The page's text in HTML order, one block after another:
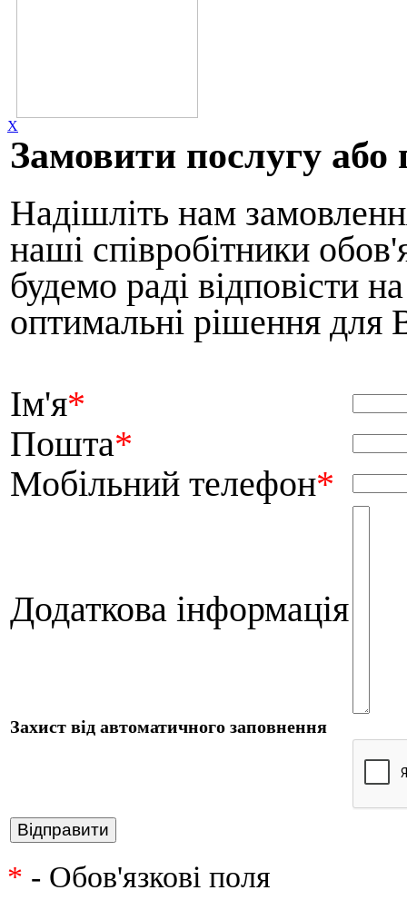
X
Замовити послугу або
Надішліть нам
наші співробітники
будемо раді відповісти
оптимальні рішення для
Ім'я*
Пошта*
Мобільний телефон*
Додаткова інформація
Захист від автоматичного заповнення
* - Обов'язкові поля